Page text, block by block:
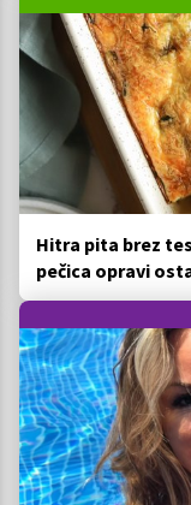
Hitra pita brez
pečica opravi